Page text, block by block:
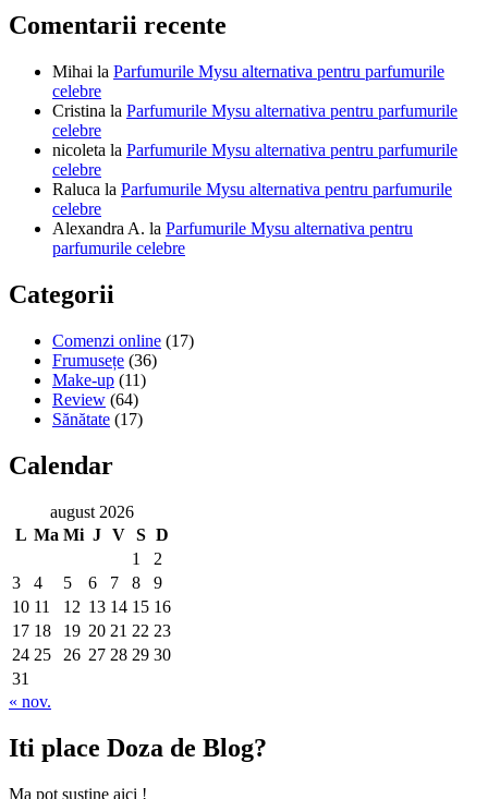
Comentarii recente
Mihai la Parfumurile Mysu alternativa pentru parfumurile
celebre
Cristina la Parfumurile Mysu alternativa pentru parfumurile
celebre
nicoleta la Parfumurile Mysu alternativa pentru parfumurile
celebre
Raluca la Parfumurile Mysu alternativa pentru parfumurile
celebre
Alexandra A. la Parfumurile Mysu alternativa pentru
parfumurile celebre
Categorii
Comenzi online (17)
Frumusețe (36)
Make-up (11)
Review (64)
Sănătate (17)
Calendar
august 2026
L Ma Mi J V S D
1
2
3
4 5 6 7 8
9
10 11 12 13 14 15 16
17 18 19 20 21 22 23
24 25 26 27 28 29 30
31
« nov.
Iti place Doza de Blog?
Ma pot sustine aici !